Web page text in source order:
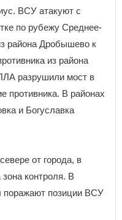
ВСУ атакуют с
по рубежу Среднее-
района Дробышево к
из района
разрушили мост в
противника. В районах
и Богуславка
от города, в
контроля. В
поражают позиции ВСУ